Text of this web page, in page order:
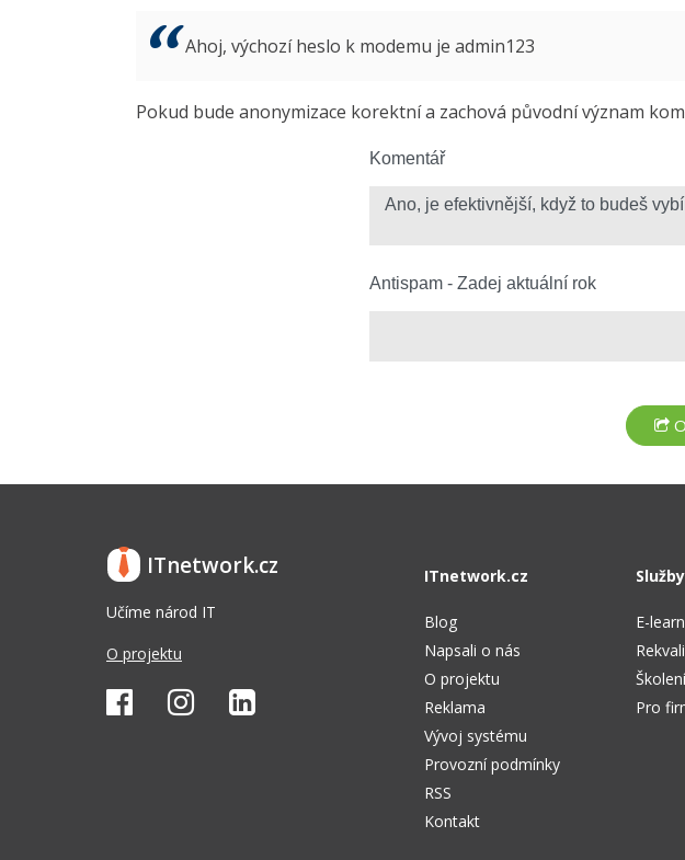
Ahoj, výchozí heslo k modemu je admin123
Pokud bude anonymizace korektní a zachová původní význam
Komentář
Antispam - Zadej aktuální rok
ITnetwork.cz
Učíme národ IT
O projektu
ITnetwork.cz
Blog
Napsali o nás
O projektu
Reklama
Vývoj systému
Provozní podmínky
RSS
Kontakt
Služby
E-
Pro